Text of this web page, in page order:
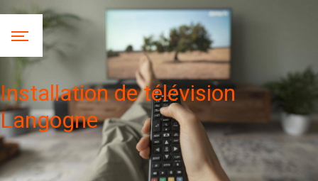
Panneau de gestion des cookies
Installation de télévision
Langogne